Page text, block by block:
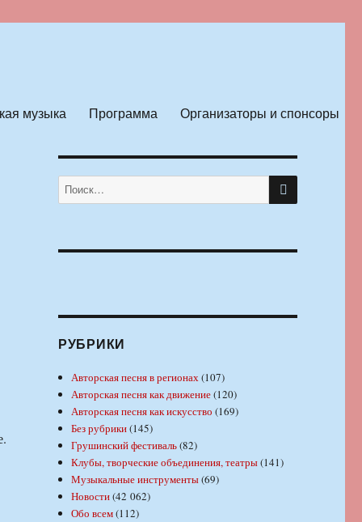
музыка Программа Организаторы и спонсоры
Искать: ПОИСК
РУБРИКИ
Авторская песня в регионах(107)
Авторская песня как движение(120)
Авторская песня как искусство (169)
Без рубрики(145)
Грушинский фестиваль(82)
Клубы, творческие объединения, театры(141)
Музыкальные инструменты(69)
Новости(42 062)
Обо всем(112)